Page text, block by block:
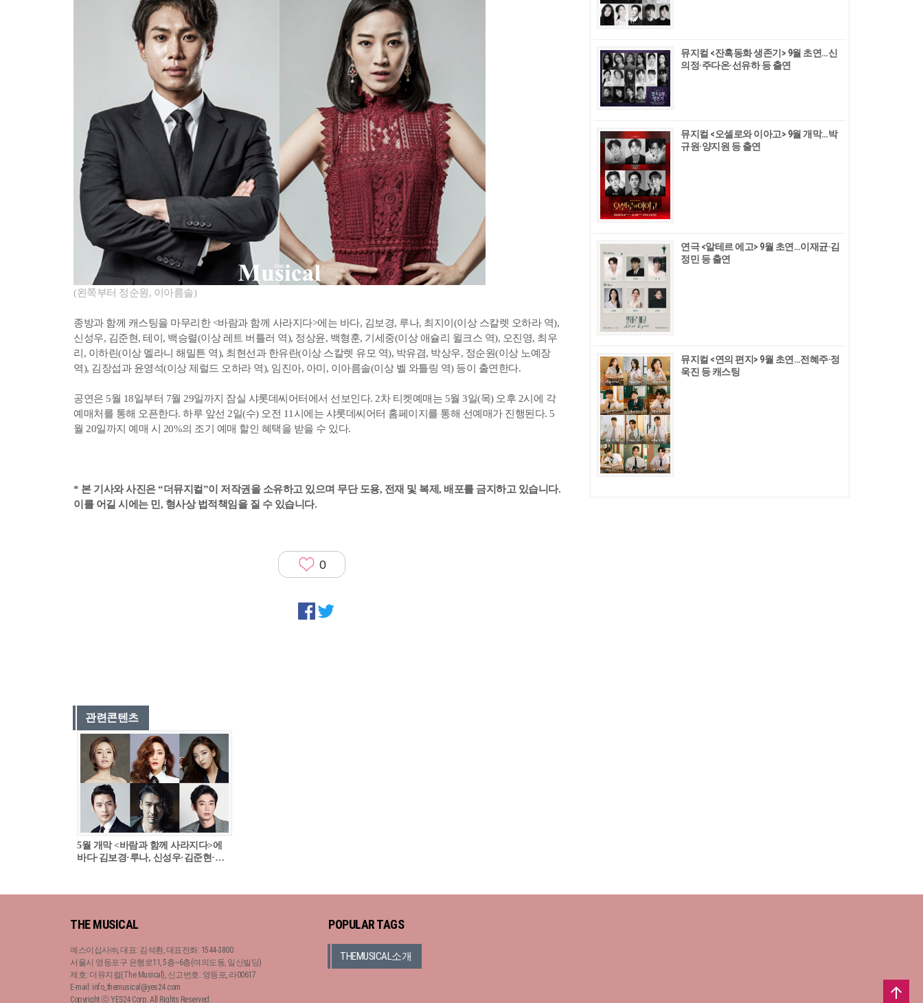
(왼쪽부터 정순원, 이아름솔)
종방과 함께 캐스팅을 마무리한 <바람과 함께 사라지다>에는 바다, 김보경, 루나, 최지이(이상 스칼렛 오하라 역),
신성우, 김준현, 테이, 백승렬(이상 레트 버틀러 역), 정상윤, 백형훈, 기세중(이상 애슐리 윌크스 역), 오진영, 최우
리, 이하린(이상 멜라니 해밀튼 역), 최현선과 한유란(이상 스칼렛 유모 역), 박유겸, 박상우, 정순원(이상 노예장
역), 김장섭과 윤영석(이상 제럴드 오하라 역), 임진아, 아미, 이아름솔(이상 벨 와틀링 역) 등이 출연한다.
공연은 5월 18일부터 7월 29일까지 잠실 샤롯데씨어터에서 선보인다. 2차 티켓예매는 5월 3일(목) 오후 2시에 각
예매처를 통해 오픈한다. 하루 앞선 2일(수) 오전 11시에는 샤롯데씨어터 홈페이지를 통해 선예매가 진행된다. 5
월 20일까지 예매 시 20%의 조기 예매 할인 혜택을 받을 수 있다.
* 본 기사와 사진은 “더뮤지컬”이 저작권을 소유하고 있으며 무단 도용, 전재 및 복제, 배포를 금지하고 있습니다.
이를 어길 시에는 민, 형사상 법적책임을 질 수 있습니다.
0
관련콘텐츠
5월 개막 <바람과 함께 사라지다>에
바다·김보경·루나, 신성우·김준현·테
뮤지컬 <잔혹동화 생존기> 9월 초연…신
의정·주다온·선유하 등 출연
뮤지컬 <오셀로와 이아고> 9월 개막…박
규원·양지원 등 출연
연극 <알테르 에고> 9월 초연…이재균·김
정민 등 출연
뮤지컬 <연의 편지> 9월 초연…전혜주·정
욱진 등 캐스팅
THE MUSICAL
예스이십사㈜, 대표: 김석환, 대표전화: 1544-3800
서울시 영등포구 은행로11, 5층~6층(여의도동, 일신빌딩)
제호: 더뮤지컬(The Musical), 신고번호: 영등포, 라00617
E-mail: info_themusical@yes24.com
Copyright ⓒ YES24 Corp. All Rights Reserved.
POPULAR TAGS
THEMUSICAL소개